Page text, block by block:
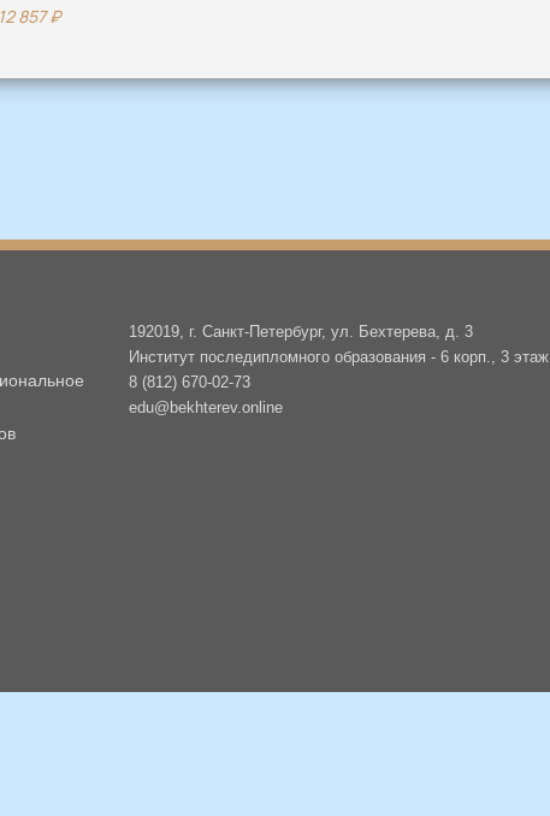
12 857₽
192019, г. Санкт-Петербург, ул. Бехтерева, д. 3
Институт последипломного образования - 6 корп., 3 этаж
8 (812) 670-02-73
edu@bekhterev.online